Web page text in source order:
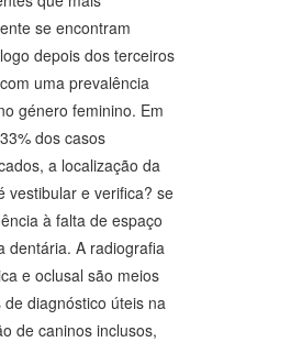
se encontram
depois dos terceiros
uma prevalência
género feminino. Em
dos casos
a localização da
vestibular e verifica? se
à falta de espaço
dentária. A radiografia
e oclusal são meios
de diagnóstico úteis na
de caninos inclusos,